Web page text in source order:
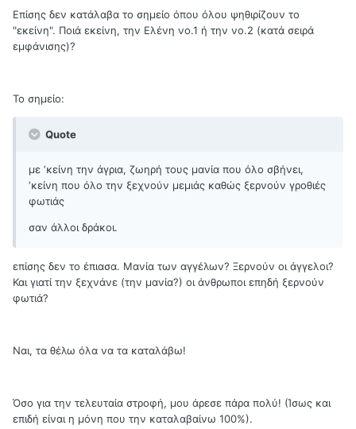
Επίσης δεν κατάλαβα το σημείο όπου όλου ψηθιρίζουν το
"εκείνη". Ποιά εκείνη, την Ελένη νο.1 ή την νο.2 (κατά σειρά
εμφάνισης)?
Το σημείο:
Quote
με ‘κείνη την άγρια, ζωηρή τους μανία που όλο σβήνει,
‘κείνη που όλο την ξεχνούν μεμιάς καθώς ξερνούν γροθιές
φωτιάς
σαν άλλοι δράκοι.
επίσης δεν το έπιασα. Μανία των αγγέλων? Ξερνούν οι άγγελοι?
Και γιατί την ξεχνάνε (την μανία?) οι άνθρωποι επηδή ξερνούν
φωτιά?
Ναι, τα θέλω όλα να τα καταλάβω!
Όσο για την τελευταία στροφή, μου άρεσε πάρα πολύ! (Ίσως και
επιδή είναι η μόνη που την καταλαβαίνω 100%).